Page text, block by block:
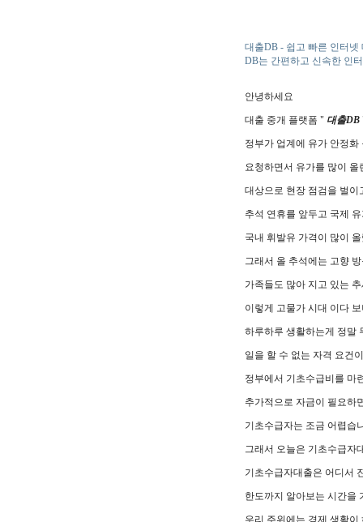
대출DB - 쉽고 빠른 인터넷
DB는 간편하고 신속한 인
안녕하세요
대출 중개 플랫폼 " 대출DB
정부가 업계에 유가 안정화
요청하면서 유가를 많이 올
대상으로 현장 점검을 벌이
추석 연휴를 앞두고 국제
국내 휘발유 가격이 많이
그래서 올 추석에는 고향
가족들도 많아 지고 있는
이렇게 고물가 시대 이다
하루하루 생활하는게 정말
일을 할 수 없는 자격 요건
정부에서 기초수급비를 마
추가적으로 자금이 필요하
기초수급자는 조금 어렵습
그래서 오늘은 기초수급자
기초수급자대출은 어디서
한도까지 알아보는 시간을
우리 주위에는 경제 생활